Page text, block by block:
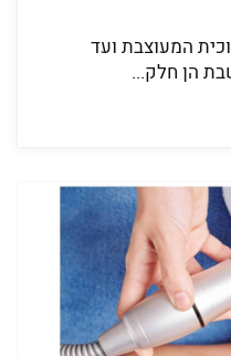
המעוצבת ועד
הן חלק...